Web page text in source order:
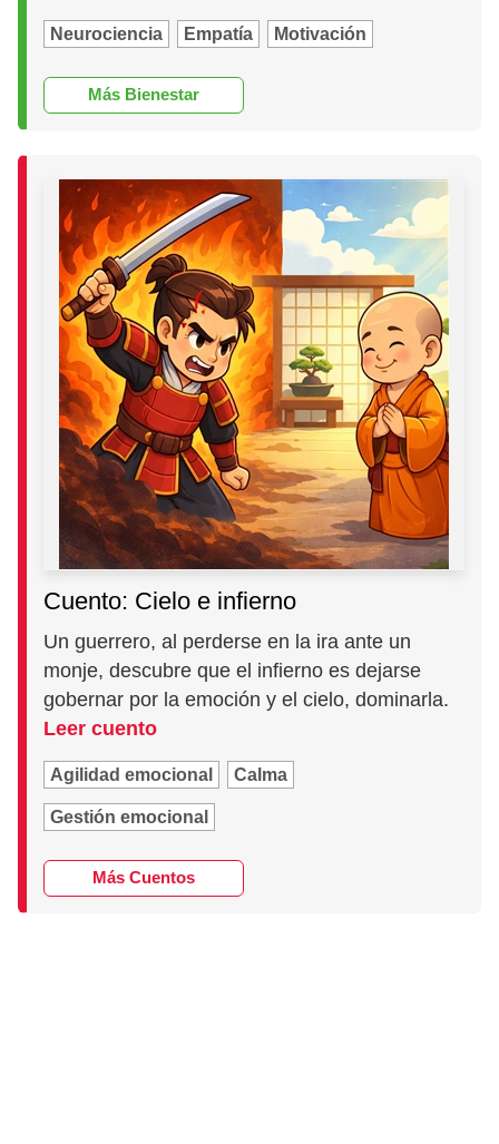
Neurociencia Empatía Motivación
Más Bienestar
Cuento: Cielo e infierno
Un guerrero, al perderse en la ira ante un
monje, descubre que el infierno es dejarse
gobernar por la emoción y el cielo, dominarla.
Leer cuento
Agilidad emocional Calma
Gestión emocional
Más Cuentos